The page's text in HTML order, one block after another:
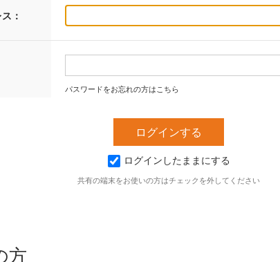
：
パスワードをお忘れの方はこちら
ログインしたままにする
共有の端末をお使いの方はチェックを外してください
方